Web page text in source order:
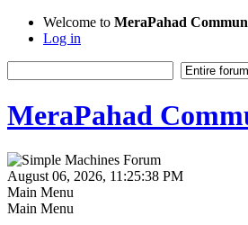
Welcome to MeraPahad
Log in
MeraPahad
August 06, 2026, 11:25:38 PM
Main Menu
Main Menu